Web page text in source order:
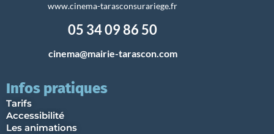
www.cinema-tarasconsurariege.fr
05 34 09 86 50
cinema@mairie-tarascon.com
Infos pratiques
Tarifs
Accessibilité
Les animations